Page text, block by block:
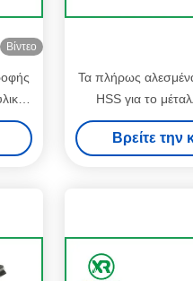
Βίντεο
Τα πλήρως
HSS για το
διπλάσιο
Βρείτε την